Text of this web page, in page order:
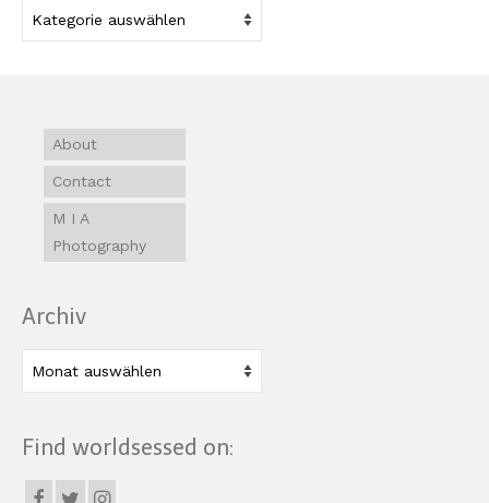
Kategorien
About
Contact
M I A
Photography
Archiv
Find worldsessed on: